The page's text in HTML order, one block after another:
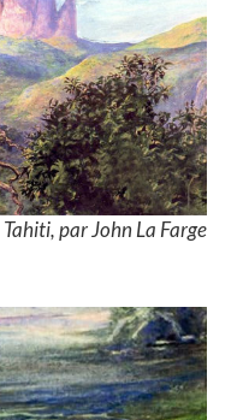
Tahiti, par John La Farge